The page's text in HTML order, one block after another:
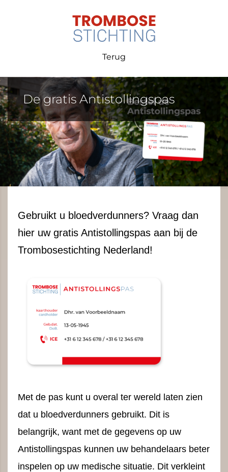
Terug
De gratis Antistollingspas
Gebruikt u bloedverdunners? Vraag dan
hier uw gratis Antistollingspas aan bij de
Trombosestichting Nederland!
Met de pas kunt u overal ter wereld laten zien
dat u bloedverdunners gebruikt. Dit is
belangrijk, want met de gegevens op uw
Antistollingspas kunnen uw behandelaars beter
inspelen op uw medische situatie. Dit verkleint